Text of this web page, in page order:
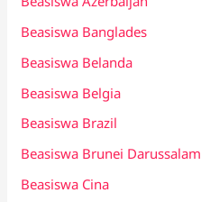
Beasiswa Banglades
Beasiswa Belanda
Beasiswa Belgia
Beasiswa Brazil
Beasiswa Brunei Darussalam
Beasiswa Cina